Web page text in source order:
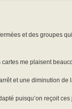
et des groupes
me plaisent
et une diminution
puisqu’on reçoit